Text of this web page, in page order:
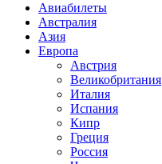
Авиабилеты
Австралия
Азия
Европа
Австрия
Великобритания
Италия
Испания
Кипр
Греция
Россия